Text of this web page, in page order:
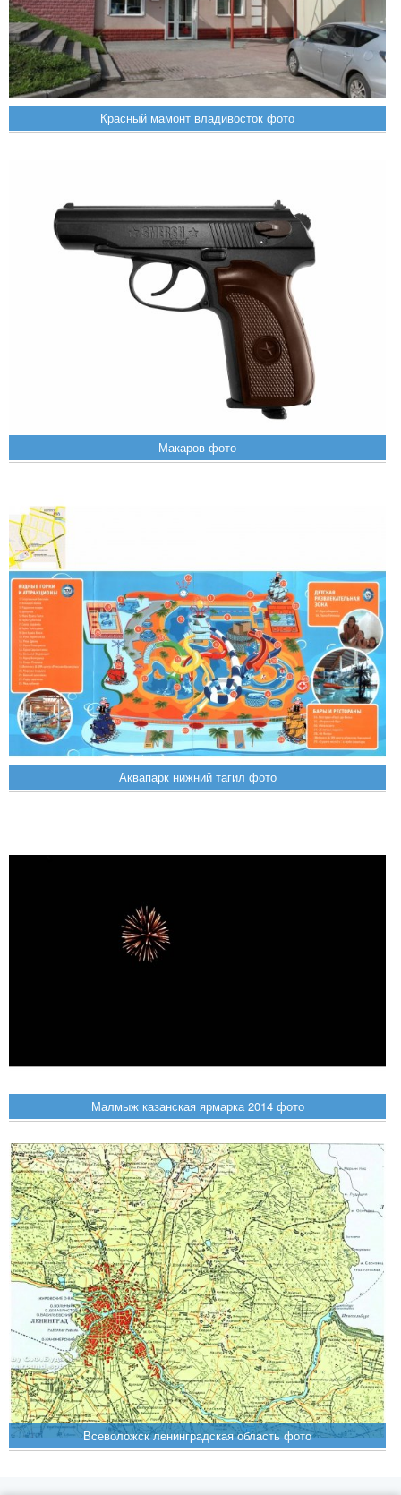
Красный мамонт владивосток фото
Макаров фото
Аквапарк нижний тагил фото
Малмыж казанская ярмарка 2014 фото
Всеволожск ленинградская область фото